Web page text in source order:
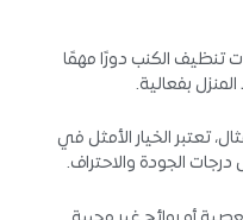
تنظيف الكنب دورًا مهمًا
بفعالية.
تعتبر الخيار الأمثل في
الجودة والاحتراف.